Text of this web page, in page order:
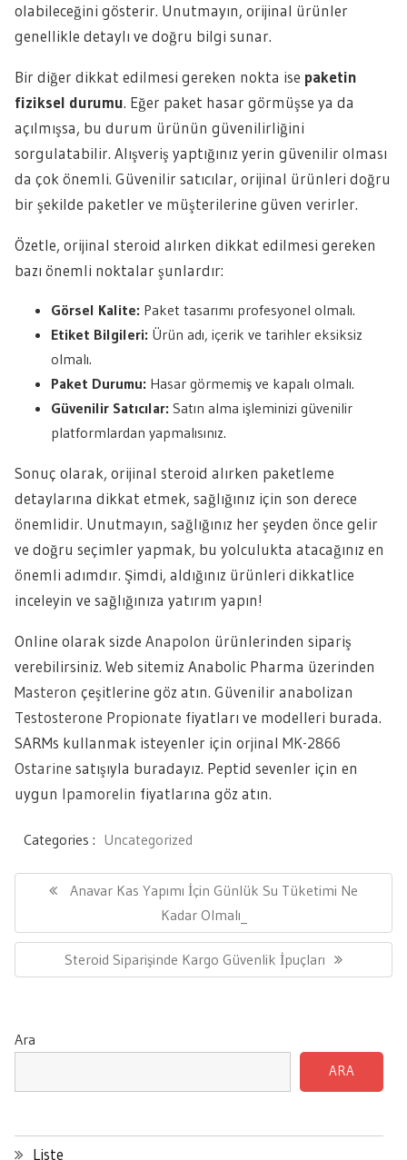
olabileceğini gösterir. Unutmayın, orijinal ürünler
genellikle detaylı ve doğru bilgi sunar.
Bir diğer dikkat edilmesi gereken nokta ise paketin
fiziksel durumu. Eğer paket hasar görmüşse ya da
açılmışsa, bu durum ürünün güvenilirliğini
sorgulatabilir. Alışveriş yaptığınız yerin güvenilir olması
da çok önemli. Güvenilir satıcılar, orijinal ürünleri doğru
bir şekilde paketler ve müşterilerine güven verirler.
Özetle, orijinal steroid alırken dikkat edilmesi gereken
bazı önemli noktalar şunlardır:
Görsel Kalite: Paket tasarımı profesyonel olmalı.
Etiket Bilgileri: Ürün adı, içerik ve tarihler eksiksiz
olmalı.
Paket Durumu: Hasar görmemiş ve kapalı olmalı.
Güvenilir Satıcılar: Satın alma işleminizi güvenilir
platformlardan yapmalısınız.
Sonuç olarak, orijinal steroid alırken paketleme
detaylarına dikkat etmek, sağlığınız için son derece
önemlidir. Unutmayın, sağlığınız her şeyden önce gelir
ve doğru seçimler yapmak, bu yolculukta atacağınız en
önemli adımdır. Şimdi, aldığınız ürünleri dikkatlice
inceleyin ve sağlığınıza yatırım yapın!
Online olarak sizde Anapolon ürünlerinden sipariş
verebilirsiniz. Web sitemiz Anabolic Pharma üzerinden
Masteron çeşitlerine göz atın. Güvenilir anabolizan
Testosterone Propionate fiyatları ve modelleri burada.
SARMs kullanmak isteyenler için orjinal MK-2866
Ostarine satışıyla buradayız. Peptid sevenler için en
uygun Ipamorelin fiyatlarına göz atın.
Categories : Uncategorized
gezinmesiPrevious
Anavar Kas Yapımı İçin Günlük Su Tüketimi Ne
Kadar Olmalı_
Next
Post:
Steroid Siparişinde Kargo Güvenlik İpuçları
Ara
ARA
Liste